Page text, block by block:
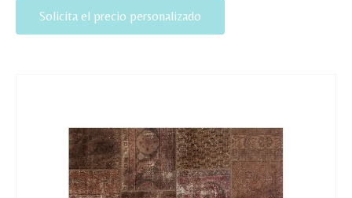
Solicita el precio personalizado